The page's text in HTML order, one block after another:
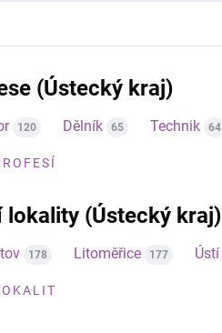
(Ústecký kraj)
120 Dělník 65 Technik 64
lokality (Ústecký kraj)
178 Litoměřice 177